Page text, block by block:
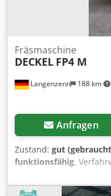
Langenzenn 188 km
Fräsmaschine
DECKEL FP4 M
Anfragen
Zustand: gut
funktionsfähig,
mm Verfahrweg Z: 400
Antriebsleistung: 2,7 /